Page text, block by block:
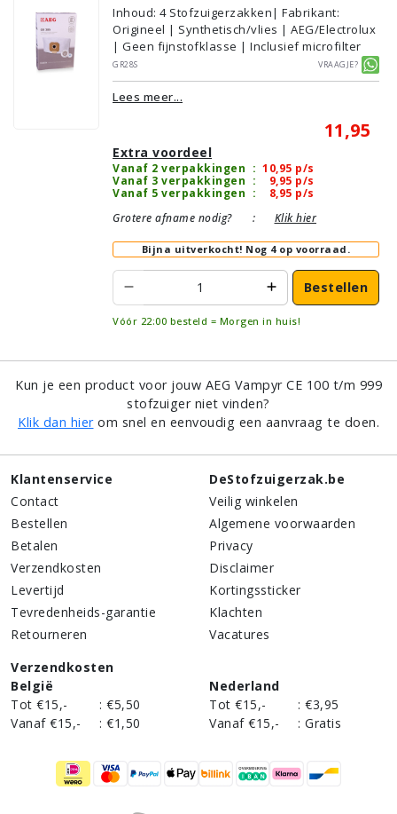
Inhoud: 4 Stofzuigerzakken| Fabrikant:
Origineel | Synthetisch/vlies | AEG/Electrolux
| Geen fijnstofklasse | Inclusief microfilter
GR28S
Vraagje?
Lees meer...
11,95
Extra voordeel
Vanaf 2 verpakkingen : 10,95 p/s
Vanaf 3 verpakkingen : 9,95 p/s
Vanaf 5 verpakkingen : 8,95 p/s
Grotere afname nodig?
: Klik hier
Bijna uitverkocht! Nog 4 op voorraad.
Bestellen
Vóór 22:00 besteld = Morgen in huis!
Kun je een product voor jouw AEG Vampyr CE 100 t/m 999
stofzuiger niet vinden?
Klik dan hierom snel en eenvoudig een aanvraag te doen.
Klantenservice
Contact
Bestellen
Betalen
Verzendkosten
Levertijd
Tevredenheids-garantie
Retourneren
DeStofzuigerzak.be
Veilig winkelen
Algemene voorwaarden
Privacy
Disclaimer
Kortingssticker
Klachten
Vacatures
Verzendkosten
België
Tot €15,-
: €5,50
Vanaf €15,-
: €1,50
Nederland
Tot €15,-
: €3,95
Vanaf €15,-
: Gratis